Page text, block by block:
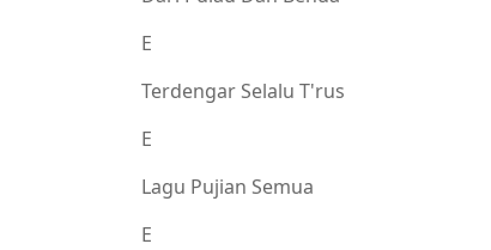
E
Terdengar Selalu T'rus
E
Lagu Pujian Semua
E